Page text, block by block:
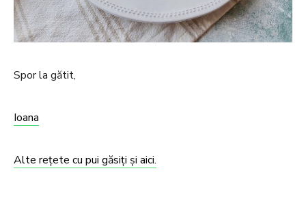
Spor la gătit,
Ioana
Alte rețete cu pui găsiți și aici.